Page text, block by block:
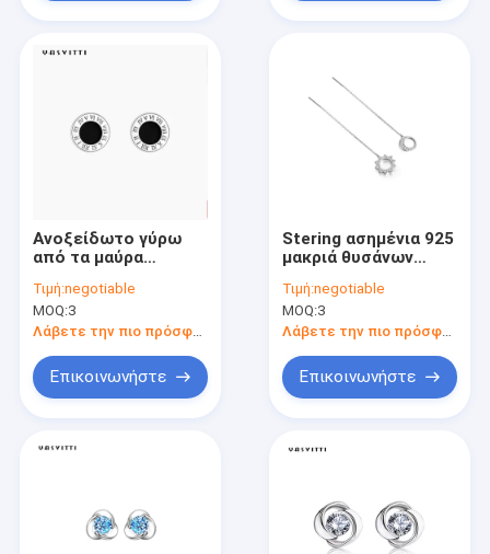
Περίπου εμείς
Ανοξείδωτο γύρω
από τα μαύρα
ρωμαϊκά
σκουλαρίκια
στηριγμάτων
Τιμή:negotiable
MOQ:3
Λάβετε την πιο πρόσφατη τιμή
Επικοινωνήστε
Stering ασημένια 925
μακριά θυσάνων
αστεριών &
φεγγαριών γάντζων
ασυμμετρικά
Τιμή:negotiable
MOQ:3
Λάβετε την πιο πρόσφατη τιμή
Επικοινωνήστε